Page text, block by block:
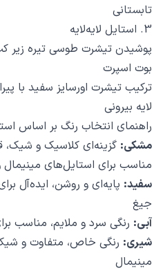
تابستانی
3. استایل لایه‌لایه
پوشیدن تیشرت طوسی تیره زیر
بوت اسپرت
ترکیب تیشرت اورسایز سفید با
لایه بیرونی
راهنمای انتخاب رنگ بر اساس
مشکی: گزینه‌ای کلاسیک و شیک،
مناسب برای استایل‌های مینیمال
سفید: پایه‌ای و روشن، ایده‌آل
جیغ
آبی: رنگی سرد و ملایم، مناسب
شیری: رنگی خاص، متفاوت و
مینیمال